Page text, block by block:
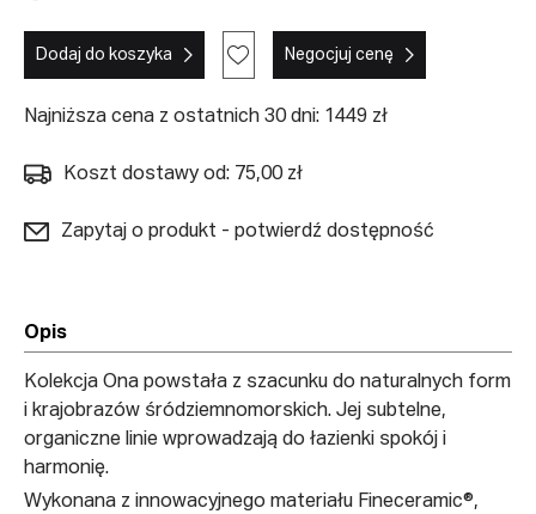
Dodaj do koszyka Negocjuj cenę
Najniższa cena z ostatnich 30 dni: 1449 zł
Koszt dostawy od: 75,00 zł
Zapytaj o produkt - potwierdź dostępność
Opis
Kolekcja Ona powstała z szacunku do naturalnych form
i krajobrazów śródziemnomorskich. Jej subtelne,
organiczne linie wprowadzają do łazienki spokój i
harmonię.
Wykonana z innowacyjnego materiału Fineceramic®,